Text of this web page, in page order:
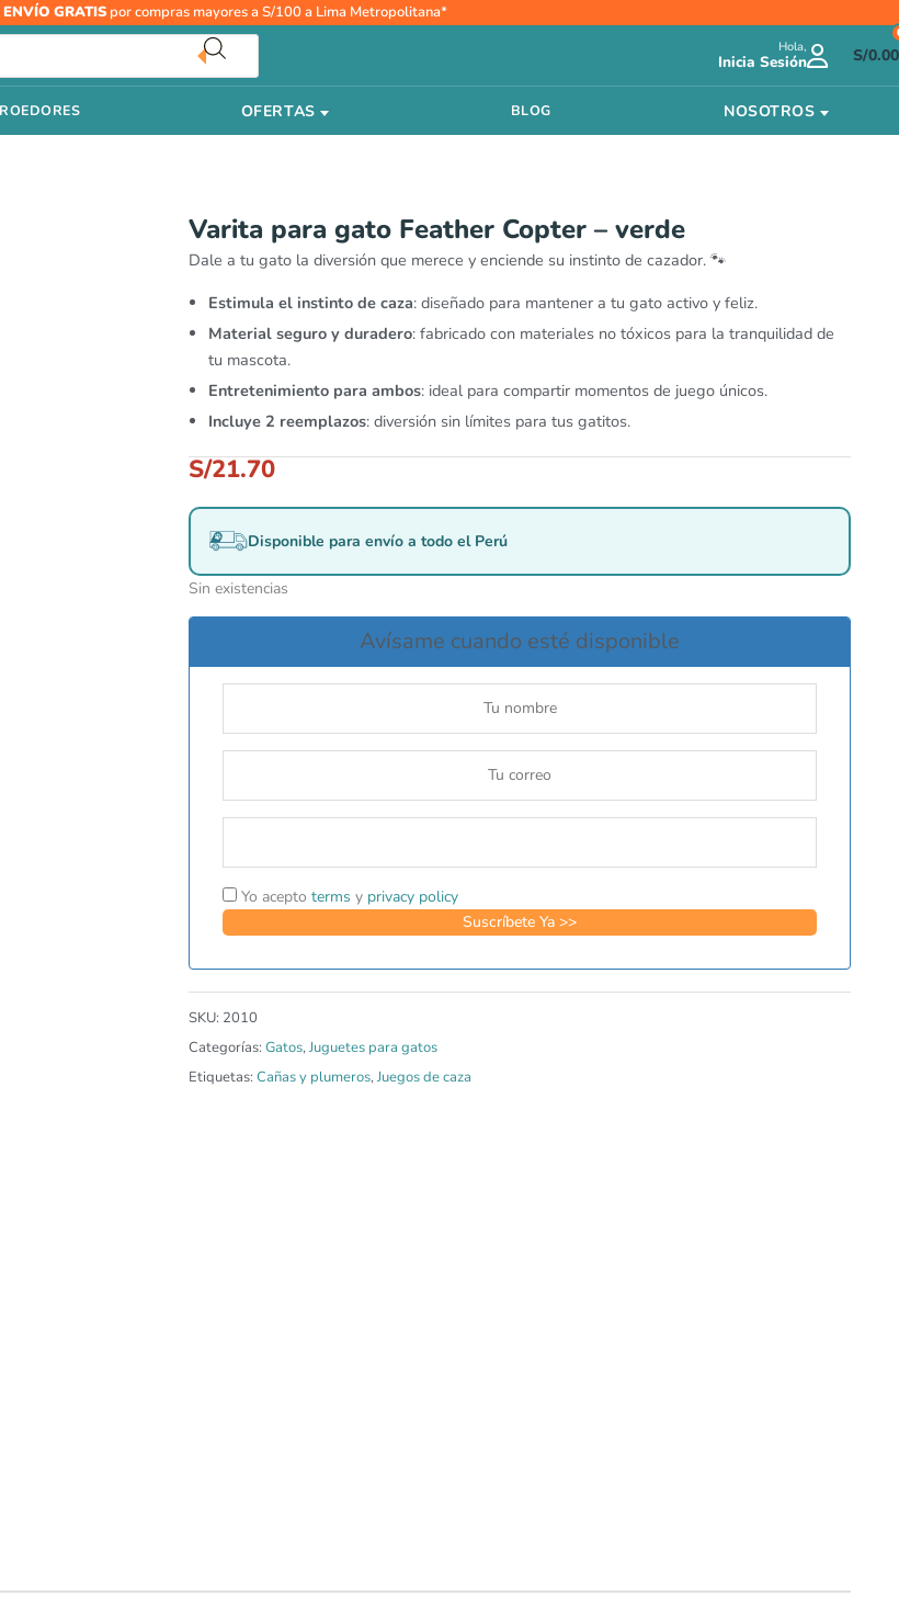
ENVÍO GRATIS por compras mayores a S/100 a Lima Metropolitana*
Hola,
Inicia Sesión S/0.00
ROEDORES OFERTAS BLOG NOSOTROS
Varita para gato Feather Copter – verde
Dale a tu gato la diversión que merece y enciende su instinto de cazador. 🐾
Estimula el instinto de caza: diseñado para mantener a tu gato activo y feliz.
Material seguro y duradero: fabricado con materiales no tóxicos para la tranquilidad de
tu mascota.
Entretenimiento para ambos: ideal para compartir momentos de juego únicos.
Incluye 2 reemplazos: diversión sin límites para tus gatitos.
S/21.70
Disponible para envío a todo el Perú
Sin existencias
Avísame cuando esté disponible
Yo acepto terms y privacy policy
SKU: 2010
Categorías: Gatos,Juguetes para gatos
Etiquetas: Cañas y plumeros,Juegos de caza